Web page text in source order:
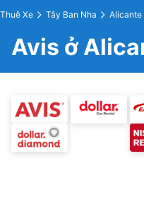
Thuê Xe Tây Ban Nha Alicante
Avis ở